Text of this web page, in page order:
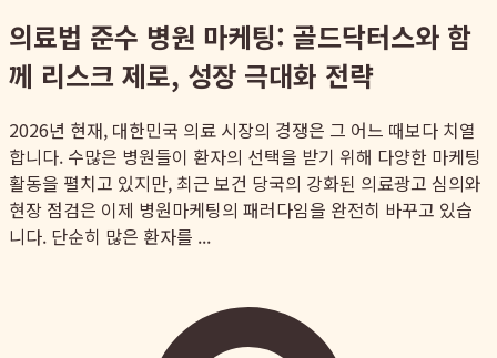
의료법 준수 병원 마케팅: 골드닥터스와 함
께 리스크 제로, 성장 극대화 전략
2026년 현재, 대한민국 의료 시장의 경쟁은 그 어느 때보다 치열
합니다. 수많은 병원들이 환자의 선택을 받기 위해 다양한 마케팅
활동을 펼치고 있지만, 최근 보건 당국의 강화된 의료광고 심의와
현장 점검은 이제 병원마케팅의 패러다임을 완전히 바꾸고 있습
니다. 단순히 많은 환자를 ...